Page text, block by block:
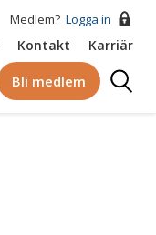
Medlem? Logga in
Kontakt Karriär
Bli medlem
Logga